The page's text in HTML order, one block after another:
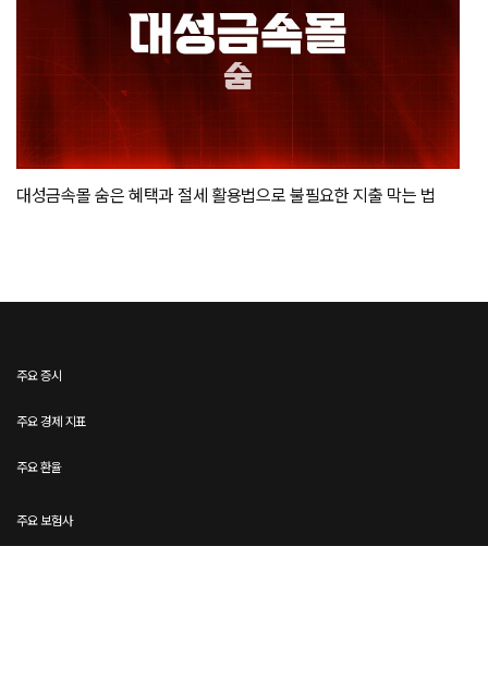
대성금속몰 숨은 혜택과 절세 활용법으로 불필요한 지출 막는 법
주요 증시
주요 경제 지표
주요 환율
주요 보험사